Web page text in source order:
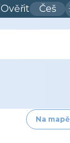
Ověřit Češ
Na mapě